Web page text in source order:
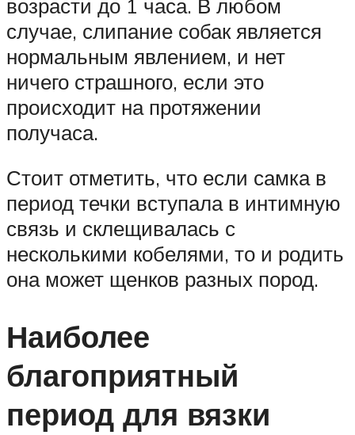
возрасти до 1 часа. В любом
случае, слипание собак является
нормальным явлением, и нет
ничего страшного, если это
происходит на протяжении
получаса.
Стоит отметить, что если самка в
период течки вступала в интимную
связь и склещивалась с
несколькими кобелями, то и родить
она может щенков разных пород.
Наиболее
благоприятный
период для вязки